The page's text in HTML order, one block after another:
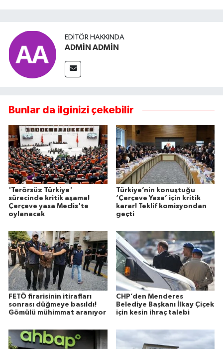
EDITÖR HAKKINDA
ADMİN ADMİN
Bunlar da ilginizi çekebilir
'Terörsüz Türkiye'
sürecinde kritik aşama!
Çerçeve yasa Meclis'te
oylanacak
Türkiye’nin konuştuğu
‘Çerçeve Yasa’ için kritik
karar! Teklif komisyondan
geçti
FETÖ firarisinin itirafları
sonrası düğmeye basıldı!
Gömülü mühimmat aranıyor
CHP’den Menderes
Belediye Başkanı İlkay Çiçek
için kesin ihraç talebi